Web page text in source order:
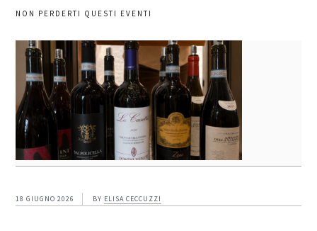
NON PERDERTI QUESTI EVENTI
18 GIUGNO 2026 BY ELISA CECCUZZI